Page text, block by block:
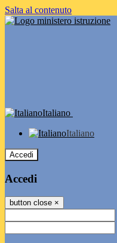
Salta al contenuto
Italiano
Italiano
Accedi
Accedi
button close ×